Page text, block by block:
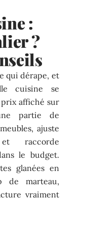
:
?
qui dérape, et
cuisine se
affiché sur
partie de
ajuste
raccorde
le budget.
glanées en
marteau,
vraiment